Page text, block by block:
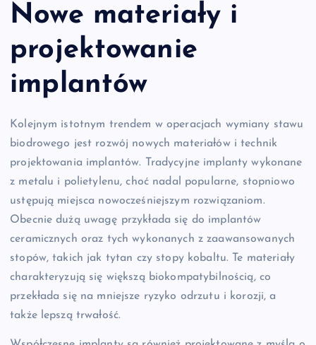
Nowe materiały i
projektowanie
implantów
Kolejnym istotnym trendem w operacjach wymiany stawu
biodrowego jest rozwój nowych materiałów i technik
projektowania implantów. Tradycyjne implanty wykonane
z metalu i polietylenu, choć nadal popularne, stopniowo
ustępują miejsca nowocześniejszym rozwiązaniom.
Obecnie dużą uwagę przykłada się do implantów
ceramicznych oraz tych wykonanych z zaawansowanych
stopów, takich jak tytan czy stopy kobaltu. Te materiały
charakteryzują się większą biokompatybilnością, co
przekłada się na mniejsze ryzyko odrzutu i korozji, a
także lepszą trwałość.